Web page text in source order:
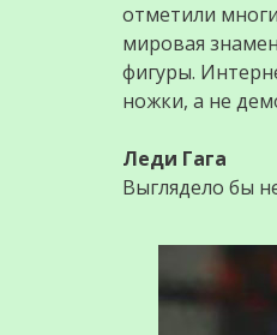
отметили
мировая
фигуры.
ножки, а не
Леди Гага
Выглядело бы